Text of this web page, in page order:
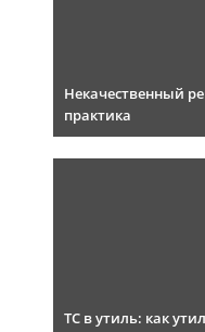
Некачественный
практика
ТС в утиль: как